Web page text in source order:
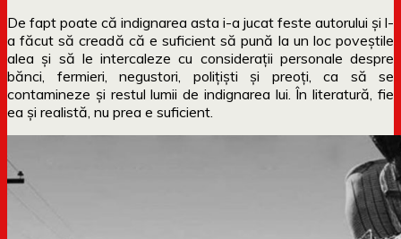
De fapt poate că indignarea asta i-a jucat feste autorului și l-
a făcut să creadă că e suficient să pună la un loc poveștile
alea și să le intercaleze cu considerații personale despre
bănci, fermieri, negustori, polițiști și preoți, ca să se
contamineze și restul lumii de indignarea lui. În literatură, fie
ea și realistă, nu prea e suficient.